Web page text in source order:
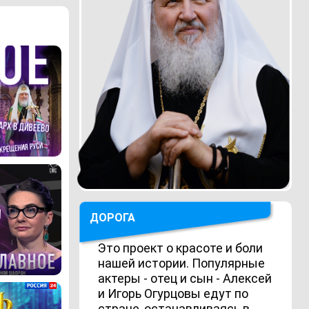
ДОРОГА
Это проект о красоте и боли
нашей истории. Популярные
актеры - отец и сын - Алексей
и Игорь Огурцовы едут по